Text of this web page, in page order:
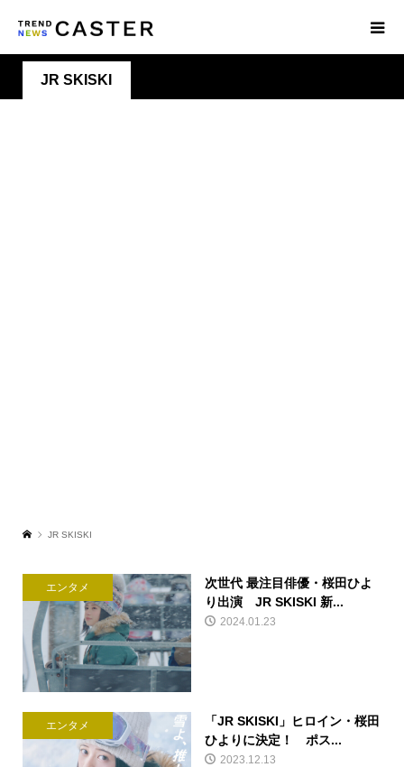
JR SKISKI
JR SKISKI
エンタメ
次世代 最注目俳優・桜田ひよ
り出演 JR SKISKI 新...
2024.01.23
エンタメ
「JR SKISKI」ヒロイン・桜田
ひよりに決定！ ポス...
2023.12.13